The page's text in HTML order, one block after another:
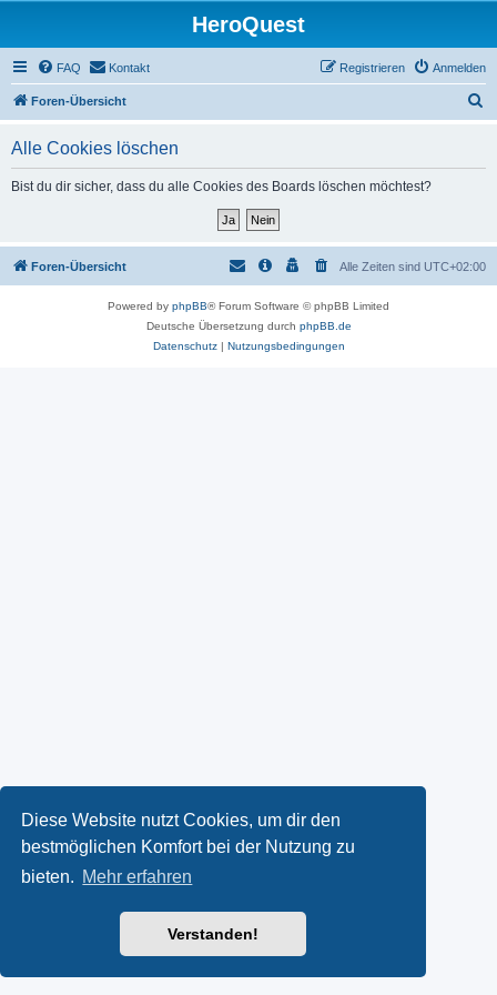
Diese Website nutzt Cookies, um dir den
bestmöglichen Komfort bei der Nutzung zu
bieten. Mehr erfahren
Verstanden!
HeroQuest
FAQ Kontakt Anmelden
Registrieren
Foren-Übersicht
Alle Cookies löschen
Bist du dir sicher, dass du alle Cookies des Boards löschen möchtest?
Foren-Übersicht Alle Zeiten sind UTC+02:00
Powered by phpBB® Forum Software © phpBB Limited
Deutsche Übersetzung durch phpBB.de
Datenschutz| Nutzungsbedingungen